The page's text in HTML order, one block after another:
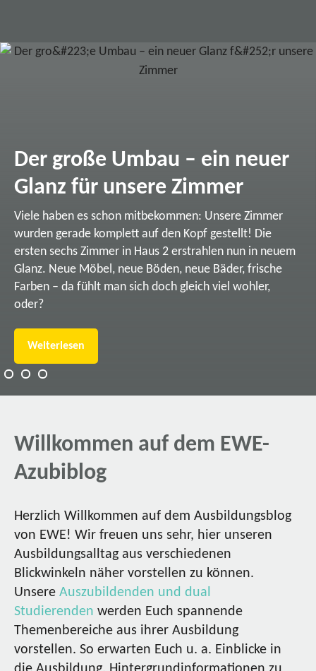
Der große Umbau – ein neuer
Glanz für unsere Zimmer
Viele haben es schon mitbekommen: Unsere Zimmer
wurden gerade komplett auf den Kopf gestellt! Die
ersten sechs Zimmer in Haus 2 erstrahlen nun in neuem
Glanz. Neue Möbel, neue Böden, neue Bäder, frische
Farben – da fühlt man sich doch gleich viel wohler,
oder?
Weiterlesen
Willkommen auf dem EWE-
Azubiblog
Herzlich Willkommen auf dem Ausbildungsblog
von EWE! Wir freuen uns sehr, hier unseren
Ausbildungsalltag aus verschiedenen
Blickwinkeln näher vorstellen zu können.
Unsere Auszubildenden und dual
Studierenden werden Euch spannende
Themenbereiche aus ihrer Ausbildung
vorstellen. So erwarten Euch u. a. Einblicke in